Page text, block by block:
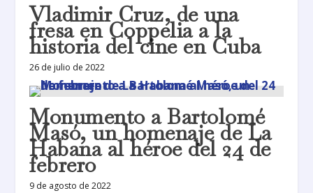
Vladimir Cruz, de una
fresa en Coppelia a la
historia del cine en Cuba
26 de julio de 2022
Monumento a Bartolomé
Masó, un homenaje de La
Habana al héroe del 24 de
febrero
9 de agosto de 2022